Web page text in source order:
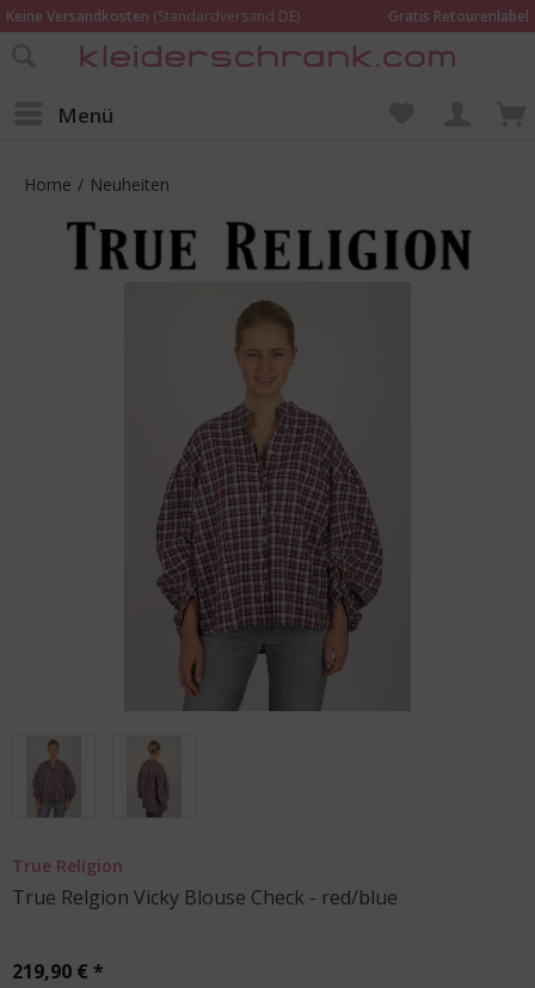
Keine Versandkosten (Standardversand DE)
Gratis Retourenlabel
Online bestellen – im Geschäft in Kempen anprobieren und beraten lassen
Menü
Home / Neuheiten
True Religion
True Relgion Vicky Blouse Check - red/blue
219,90 € *